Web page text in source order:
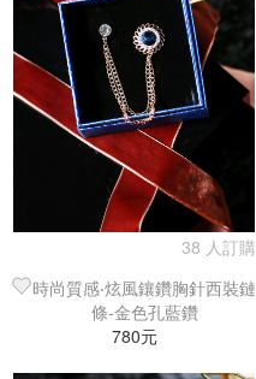
38 人訂購
時尚質感‧炫風鑲鑽胸針西裝鏈
條-金色孔藍鑽
780元